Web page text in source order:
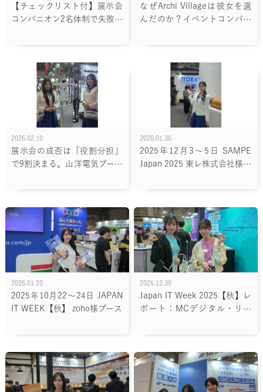
【チェックリスト付】展示会
コンパニオン2名体制で失敗し
なぜArchi Villageは彼女を選
んだのか？イベントコンパニ
2026.02.10
展示会の成否は「役割分担」
で9割決まる。山洋電気ブース
2026.01.30
2025年12月3～5日 SAMPE
Japan 2025 東レ株式会社様ブ
2026.01.20
2025年10月22～24日 JAPAN
IT WEEK【秋】 zoho様ブース
2025.12.30
Japan IT Week 2025【秋】レ
ポート：MCデジタル・リア